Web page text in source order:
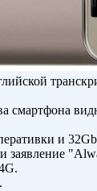
смартфона
и
заявление